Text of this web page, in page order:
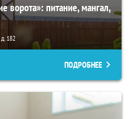
ворота»: питание, мангал,
182
ПОДРОБНЕЕ